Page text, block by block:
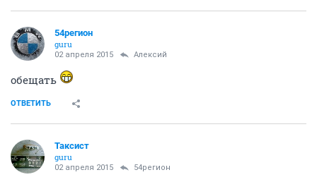
54регион
guru
02 апреля 2015 Алексий
обещать
ОТВЕТИТЬ
Таксист
guru
02 апреля 2015 54регион